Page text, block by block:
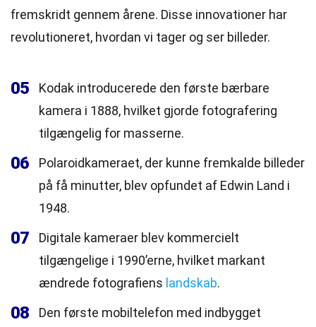
fremskridt gennem årene. Disse innovationer har
revolutioneret, hvordan vi tager og ser billeder.
05
Kodak introducerede den første bærbare
kamera i 1888, hvilket gjorde fotografering
tilgængelig for masserne.
06
Polaroidkameraet, der kunne fremkalde billeder
på få minutter, blev opfundet af Edwin Land i
1948.
07
Digitale kameraer blev kommercielt
tilgængelige i 1990’erne, hvilket markant
ændrede fotografiens landskab.
08
Den første mobiltelefon med indbygget